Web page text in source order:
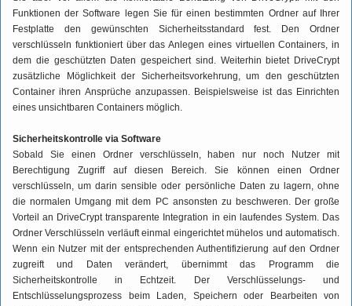
Funktionen der Software legen Sie für einen bestimmten Ordner auf Ihrer
Festplatte den gewünschten Sicherheitsstandard fest. Den Ordner
verschlüsseln funktioniert über das Anlegen eines virtuellen Containers, in
dem die geschützten Daten gespeichert sind. Weiterhin bietet DriveCrypt
zusätzliche Möglichkeit der Sicherheitsvorkehrung, um den geschützten
Container ihren Ansprüche anzupassen. Beispielsweise ist das Einrichten
eines unsichtbaren Containers möglich.
Sicherheitskontrolle via Software
Sobald Sie einen Ordner verschlüsseln, haben nur noch Nutzer mit
Berechtigung Zugriff auf diesen Bereich. Sie können einen Ordner
verschlüsseln, um darin sensible oder persönliche Daten zu lagern, ohne
die normalen Umgang mit dem PC ansonsten zu beschweren. Der große
Vorteil an DriveCrypt transparente Integration in ein laufendes System. Das
Ordner Verschlüsseln verläuft einmal eingerichtet mühelos und automatisch.
Wenn ein Nutzer mit der entsprechenden Authentifizierung auf den Ordner
zugreift und Daten verändert, übernimmt das Programm die
Sicherheitskontrolle in Echtzeit. Der Verschlüsselungs- und
Entschlüsselungsprozess beim Laden, Speichern oder Bearbeiten von